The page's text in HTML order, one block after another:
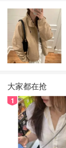
大家都在抢
1